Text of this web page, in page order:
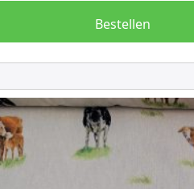
Bestellen